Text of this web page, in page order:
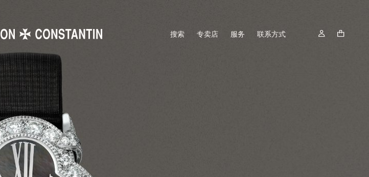
搜索 专卖店 服务 联系方式